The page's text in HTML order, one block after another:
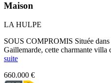
Maison
LA HULPE
SOUS COMPROMIS Située dans
Gaillemarde, cette charmante villa
suite
660.000 €